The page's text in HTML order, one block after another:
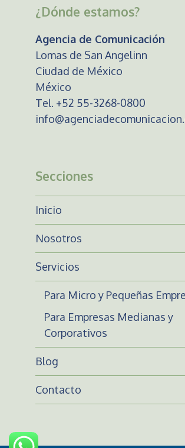
¿Dónde estamos?
Agencia de Comunicación
Lomas de San Angelinn
Ciudad de México
México
Tel. +52 55-3268-0800
Secciones
Inicio
Nosotros
Servicios
Para Micro y Pequeñas
Para Empresas Medianas y
Corporativos
Blog
Contacto